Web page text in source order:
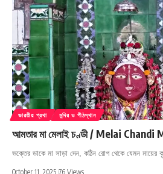
ভারতীয় প্রথা মন্দির ও পীঠস্থান
আমতার মা মেলাই চণ্ডী / Melai Chandi
ভক্তের ডাকে মা সাড়া দেন, কঠিন রোগ থেকে যেমন
October 11, 2025 76 Views